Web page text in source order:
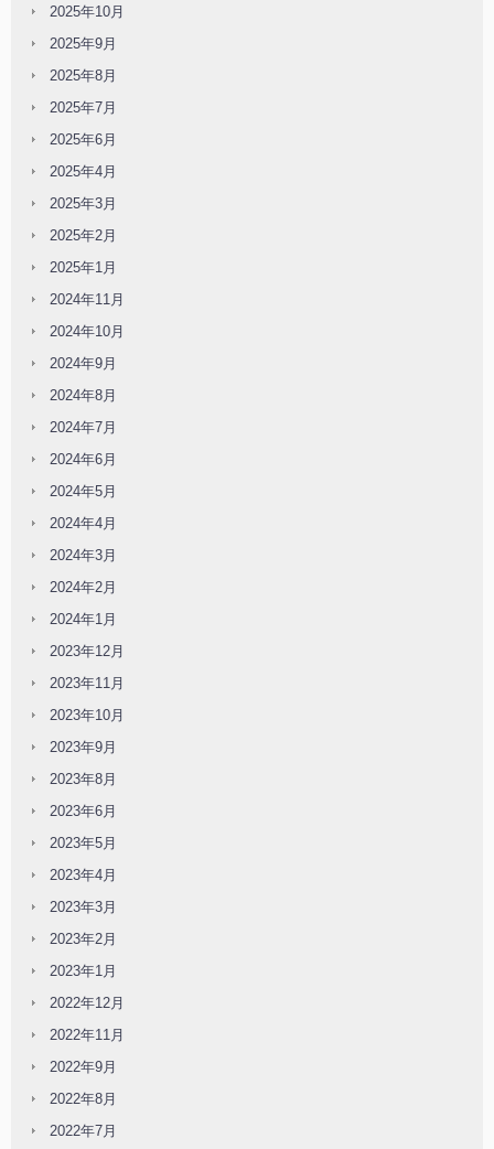
2025年10月
2025年9月
2025年8月
2025年7月
2025年6月
2025年4月
2025年3月
2025年2月
2025年1月
2024年11月
2024年10月
2024年9月
2024年8月
2024年7月
2024年6月
2024年5月
2024年4月
2024年3月
2024年2月
2024年1月
2023年12月
2023年11月
2023年10月
2023年9月
2023年8月
2023年6月
2023年5月
2023年4月
2023年3月
2023年2月
2023年1月
2022年12月
2022年11月
2022年9月
2022年8月
2022年7月